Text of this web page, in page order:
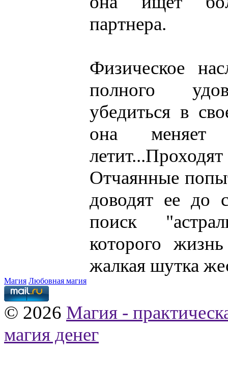
партнера.
Физическое
полного
убедиться в
она меняет
Отчаянные
доводят ее до
поиск
которого
жалкая шутка
Магия Любовная магия
© 2026 Магия -
магия денег